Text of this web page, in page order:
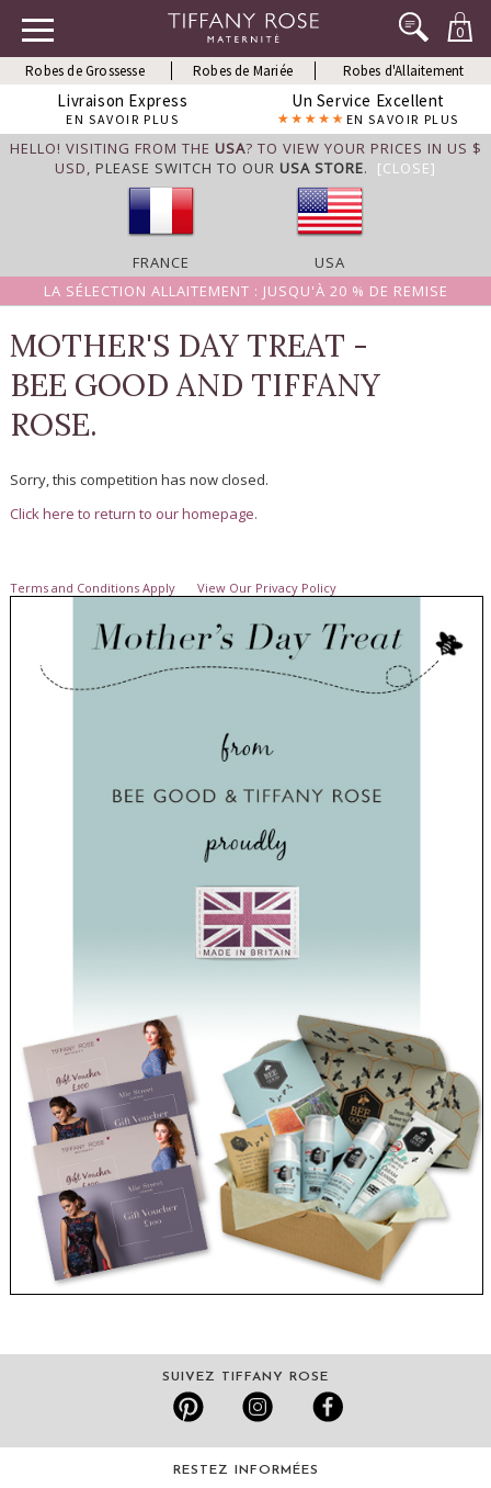
0
Robes de Grossesse Robes de Mariée Robes d'Allaitement
Livraison Express
EN SAVOIR PLUS
Un Service Excellent
EN SAVOIR PLUS
HELLO! VISITING FROM THE USA? TO VIEW YOUR PRICES IN US $
USD, PLEASE SWITCH TO OUR USA STORE. [CLOSE]
FRANCE
USA
LA SÉLECTION ALLAITEMENT : JUSQU'À 20 % DE REMISE
MOTHER'S DAY TREAT -
BEE GOOD AND TIFFANY
ROSE.
Sorry, this competition has now closed.
Click here to return to our homepage.
Terms and Conditions Apply View Our Privacy Policy
SUIVEZ TIFFANY ROSE
RESTEZ INFORMÉES